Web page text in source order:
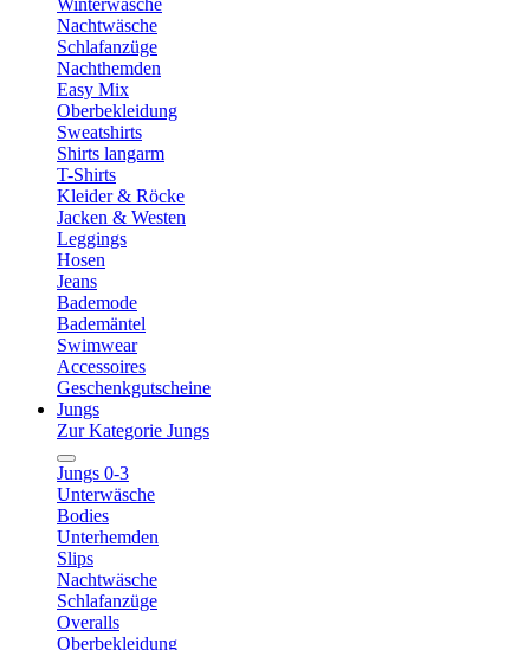
Winterwäsche
Nachtwäsche
Schlafanzüge
Nachthemden
Easy Mix
Oberbekleidung
Sweatshirts
Shirts langarm
T-Shirts
Kleider & Röcke
Jacken & Westen
Leggings
Hosen
Jeans
Bademode
Bademäntel
Swimwear
Accessoires
Geschenkgutscheine
Jungs
Zur Kategorie Jungs
Jungs 0-3
Unterwäsche
Bodies
Unterhemden
Slips
Nachtwäsche
Schlafanzüge
Overalls
Oberbekleidung